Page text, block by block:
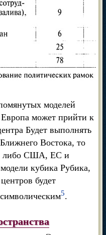
моделей
может прийти к
Будет выполнять
Востока, то
либо США, ЕС и
кубика Рубика,
будет
5.